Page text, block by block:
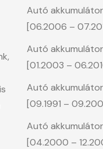
Autó
[06.2006 –
Autó akkumulátor
[01.2003 –
Autó
[09.1991 –
Autó
[04.2000 –